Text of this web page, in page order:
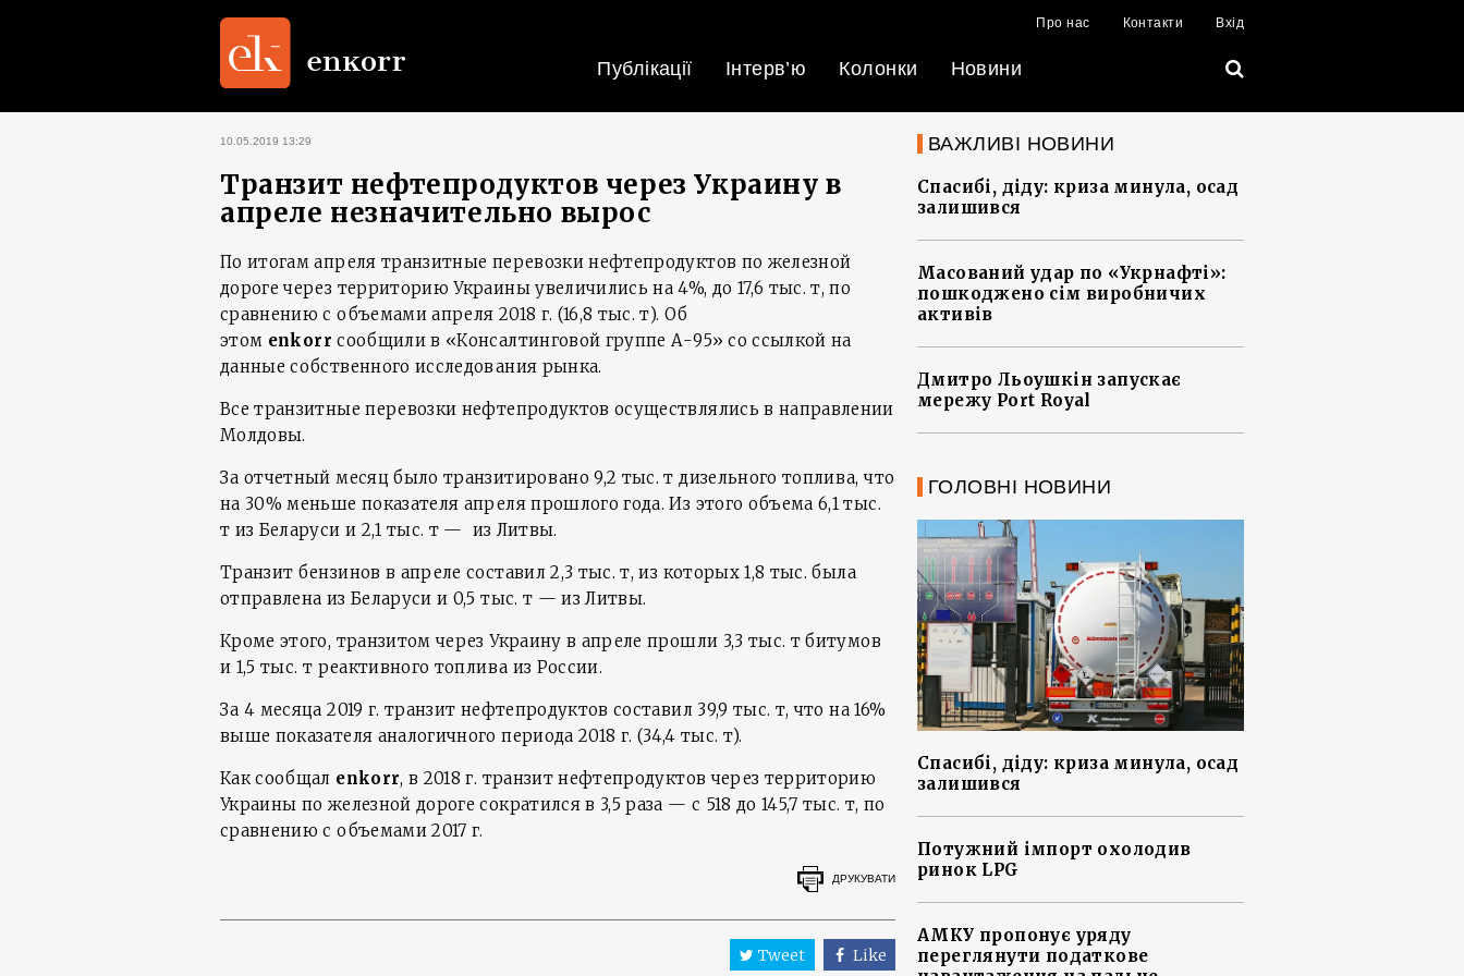
Про нас Контакти Вхід
Публікації Інтерв’ю Колонки Новини
10.05.2019 13:29
Транзит нефтепродуктов через Украину в
апреле незначительно вырос
По итогам апреля транзитные перевозки нефтепродуктов по железной
дороге через территорию Украины увеличились на 4%, до 17,6 тыс. т, по
сравнению с объемами апреля 2018 г. (16,8 тыс. т). Об
этом enkorr сообщили в «Консалтинговой группе А-95» со ссылкой на
данные собственного исследования рынка.
Все транзитные перевозки нефтепродуктов осуществлялись в направлении
Молдовы.
За отчетный месяц было транзитировано 9,2 тыс. т дизельного топлива, что
на 30% меньше показателя апреля прошлого года. Из этого объема 6,1 тыс.
т из Беларуси и 2,1 тыс. т — из Литвы.
Транзит бензинов в апреле составил 2,3 тыс. т, из которых 1,8 тыс. была
отправлена из Беларуси и 0,5 тыс. т — из Литвы.
Кроме этого, транзитом через Украину в апреле прошли 3,3 тыс. т битумов
и 1,5 тыс. т реактивного топлива из России.
За 4 месяца 2019 г. транзит нефтепродуктов составил 39,9 тыс. т, что на 16%
выше показателя аналогичного периода 2018 г. (34,4 тыс. т).
Как сообщал enkorr, в 2018 г. транзит нефтепродуктов через территорию
Украины по железной дороге сократился в 3,5 раза — с 518 до 145,7 тыс. т, по
сравнению с объемами 2017 г.
ДРУКУВАТИ
Tweet Like
ВАЖЛИВІ НОВИНИ
Спасибі, діду: криза минула, осад
залишився
Масований удар по «Укрнафті»:
пошкоджено сім виробничих
активів
Дмитро Льоушкін запускає
мережу Port Royal
ГОЛОВНІ НОВИНИ
Спасибі, діду: криза минула, осад
залишився
Потужний імпорт охолодив
ринок LPG
АМКУ пропонує уряду
переглянути податкове